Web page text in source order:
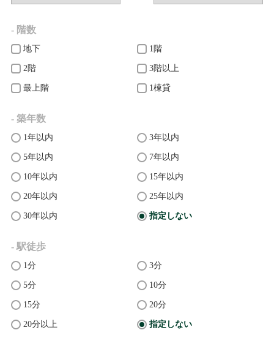
- 階数
地下 1階
2階 3階以上
最上階 1棟貸
- 築年数
1年以内 3年以内
5年以内 7年以内
10年以内 15年以内
20年以内 25年以内
30年以内 指定しない
- 駅徒歩
1分 3分
5分 10分
15分 20分
20分以上 指定しない